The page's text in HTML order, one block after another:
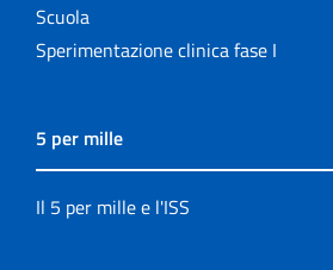
Scuola
Sperimentazione clinica fase I
5 per mille
Il 5 per mille e l'ISS